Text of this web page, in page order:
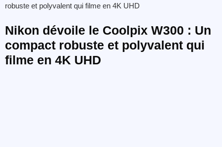
robuste et polyvalent qui filme en 4K UHD
Nikon dévoile le Coolpix W300 : Un
compact robuste et polyvalent qui
filme en 4K UHD